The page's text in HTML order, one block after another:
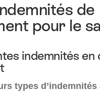
de
pour le
indemnités en
types d’indemnités